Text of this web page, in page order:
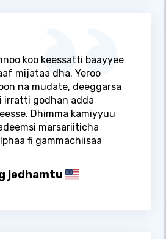
koo keessatti baayyee
mijataa dha. Yeroo
na mudate, deeggarsa
irratti godhan adda
Dhimma kamiyyuu
marsariiticha
fi gammachiisaa
jedhamtu